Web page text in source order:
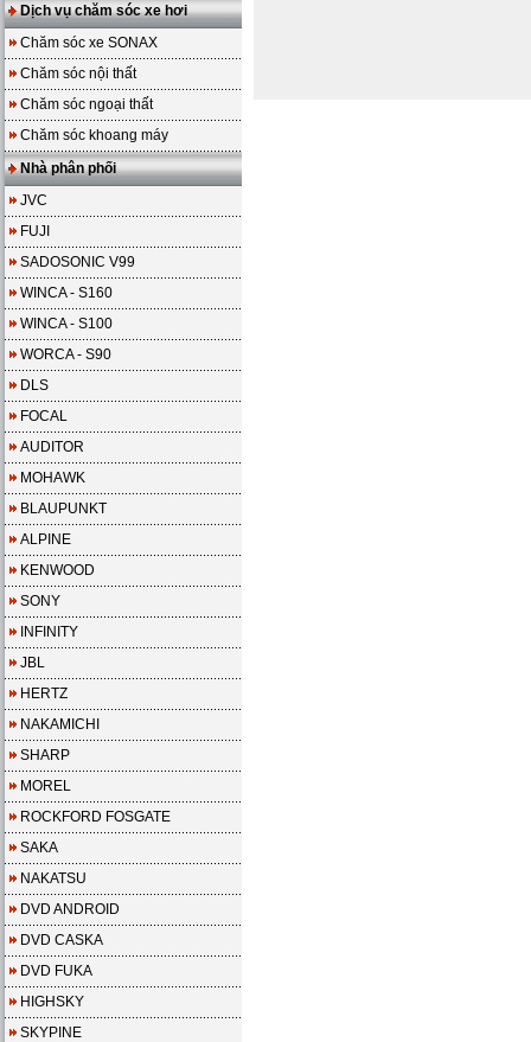
Dịch vụ chăm sóc xe hơi
Chăm sóc xe SONAX
Chăm sóc nội thất
Chăm sóc ngoại thất
Chăm sóc khoang máy
Nhà phân phối
JVC
FUJI
SADOSONIC V99
WINCA - S160
WINCA - S100
WORCA - S90
DLS
FOCAL
AUDITOR
MOHAWK
BLAUPUNKT
ALPINE
KENWOOD
SONY
INFINITY
JBL
HERTZ
NAKAMICHI
SHARP
MOREL
ROCKFORD FOSGATE
SAKA
NAKATSU
DVD ANDROID
DVD CASKA
DVD FUKA
HIGHSKY
SKYPINE